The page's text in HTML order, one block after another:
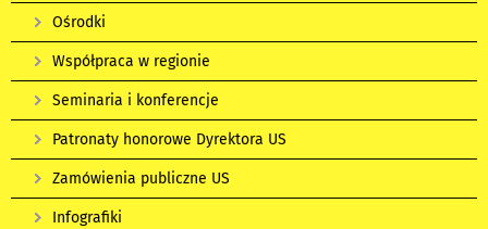
Ośrodki
Współpraca w regionie
Seminaria i konferencje
Patronaty honorowe Dyrektora US
Zamówienia publiczne US
Infografiki